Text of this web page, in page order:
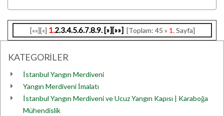
[««][«] 1.2.3.4.5.6.7.8.9.[»][»»] [Toplam: 45 » 1.Sayfa]
KATEGORİLER
İstanbul Yangın Merdiveni
Yangın Merdiveni İmalatı
İstanbul Yangın Merdiveni ve Ucuz Yangın Kapısı | Karaboğa
Mühendislik